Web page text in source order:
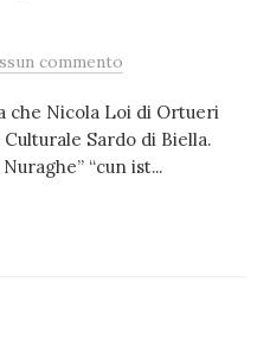
commento
che Nicola Loi di Ortueri
Sardo di Biella.
“cun ist...